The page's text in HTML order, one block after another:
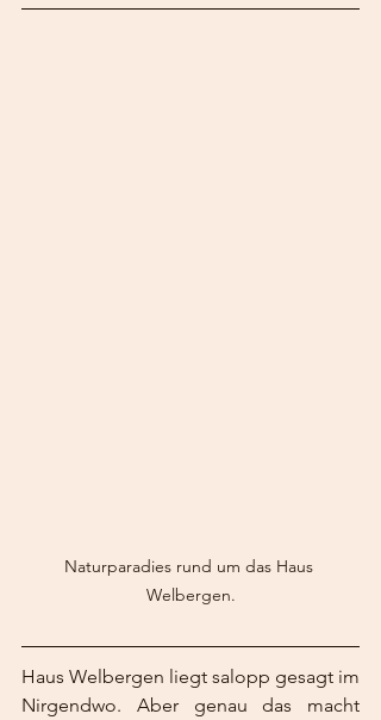
Naturparadies rund um das Haus
Welbergen.
Haus Welbergen liegt salopp gesagt im
Nirgendwo. Aber genau das macht